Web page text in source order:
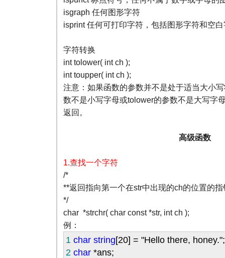
isgraph 任何图形字符
isprint 任何可打印字符，包括图形字符和空
字符转换
int tolower( int ch );
int toupper( int ch );
注意：如果函数的参数并不是处于适当大小
数不是小写字母或tolower的参数不是大写字
返回。
高级函数
1.查找一个字符
/*
**返回指向第一个在str中出现的ch的位置的指
*/
char *strchr( char const *str, int ch );
例：
1 char string[20] = "Hello there, honey.";
2 char *ans;